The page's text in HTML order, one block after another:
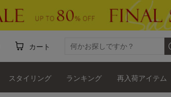
カート
スタイリング ランキング 再入荷アイテム